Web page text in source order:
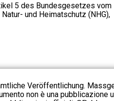
5 des Bundesgesetzes vom
und Heimatschutz (NHG),
Veröffentlichung.
non è una pubblicazione